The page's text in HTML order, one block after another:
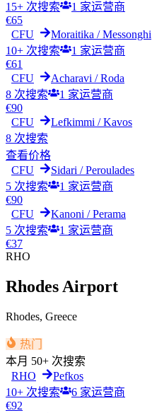
15+ 次搜索
1 家运营商
€65
CFU
Moraitika / Messonghi
10+ 次搜索
1 家运营商
€61
CFU
Acharavi / Roda
8 次搜索
1 家运营商
€90
CFU
Lefkimmi / Kavos
8 次搜索
查看价格
CFU
Sidari / Peroulades
5 次搜索
1 家运营商
€90
CFU
Kanoni / Perama
5 次搜索
1 家运营商
€37
RHO
Rhodes Airport
Rhodes, Greece
热门
本月 50+ 次搜索
RHO
Pefkos
10+ 次搜索
6 家运营商
€92